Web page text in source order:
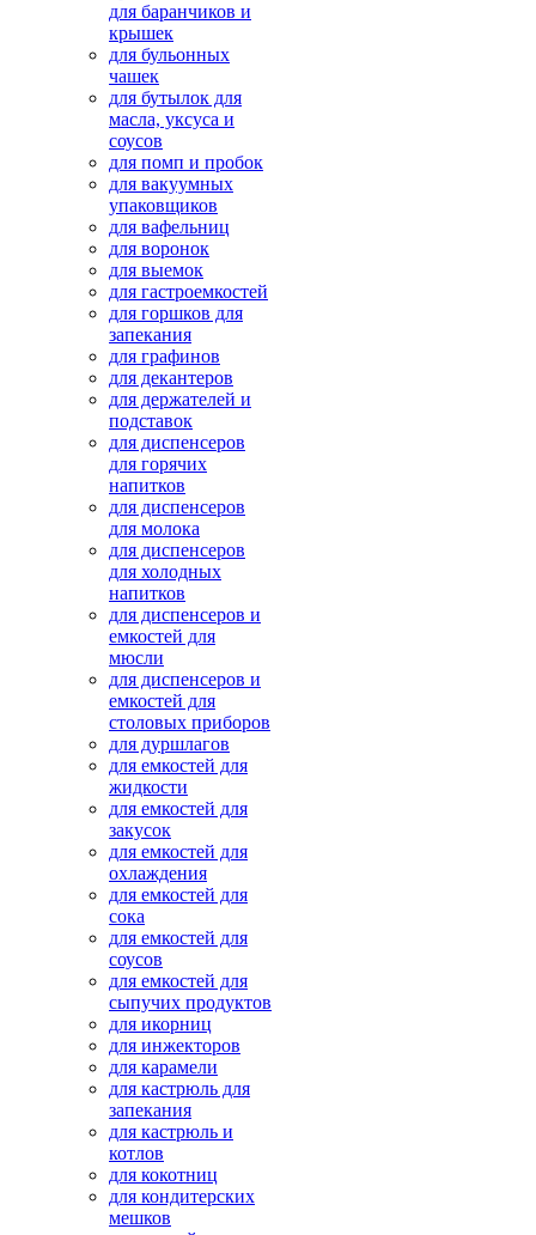
для баранчиков и
крышек
для бульонных
чашек
для бутылок для
масла, уксуса и
соусов
для помп и пробок
для вакуумных
упаковщиков
для вафельниц
для воронок
для выемок
для гастроемкостей
для горшков для
запекания
для графинов
для декантеров
для держателей и
подставок
для диспенсеров
для горячих
напитков
для диспенсеров
для молока
для диспенсеров
для холодных
напитков
для диспенсеров и
емкостей для
мюсли
для диспенсеров и
емкостей для
столовых приборов
для дуршлагов
для емкостей для
жидкости
для емкостей для
закусок
для емкостей для
охлаждения
для емкостей для
сока
для емкостей для
соусов
для емкостей для
сыпучих продуктов
для икорниц
для инжекторов
для карамели
для кастрюль для
запекания
для кастрюль и
котлов
для кокотниц
для кондитерских
мешков